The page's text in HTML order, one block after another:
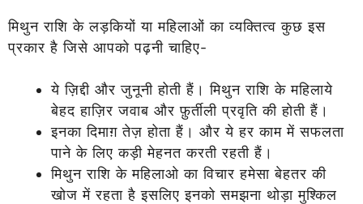
मिथुन राशि के लड़कियों या महिलाओं का व्यक्तित्व कुछ इस
प्रकार है जिसे आपको पढ़नी चाहिए-
ये ज़िद्दी और जुनूनी होती हैं। मिथुन राशि के महिलाये
बेहद हाज़िर जवाब और फ़ुर्तीली प्रवृति की होती हैं।
इनका दिमाग़ तेज़ होता हैं। और ये हर काम में सफलता
पाने के लिए कड़ी मेहनत करती रहती हैं।
मिथुन राशि के महिलाओ का विचार हमेसा बेहतर की
खोज में रहता है इसलिए इनको समझना थोड़ा मुश्किल